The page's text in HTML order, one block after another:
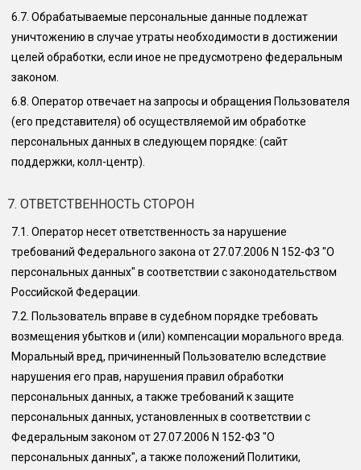
6.7. Обрабатываемые персональные данные подлежат
уничтожению в случае утраты необходимости в достижении
целей обработки, если иное не предусмотрено федеральным
законом.
6.8. Оператор отвечает на запросы и обращения Пользователя
(его представителя) об осуществляемой им обработке
персональных данных в следующем порядке: (сайт
поддержки, колл-центр)
7. ОТВЕТСТВЕННОСТЬ СТОРОН
7.1. Оператор несет ответственность за нарушение
требований Федерального закона от 27.07.2006 N 152-ФЗ "О
персональных данных" в соответствии с законодательством
Российской Федерации.
7.2. Пользователь вправе в судебном порядке требовать
возмещения убытков и (или) компенсации морального вреда.
Моральный вред, причиненный Пользователю вследствие
нарушения его прав, нарушения правил обработки
персональных данных, а также требований к защите
персональных данных, установленных в соответствии с
Федеральным законом от 27.07.2006 N 152-ФЗ "О
персональных данных", а также положений Политики,